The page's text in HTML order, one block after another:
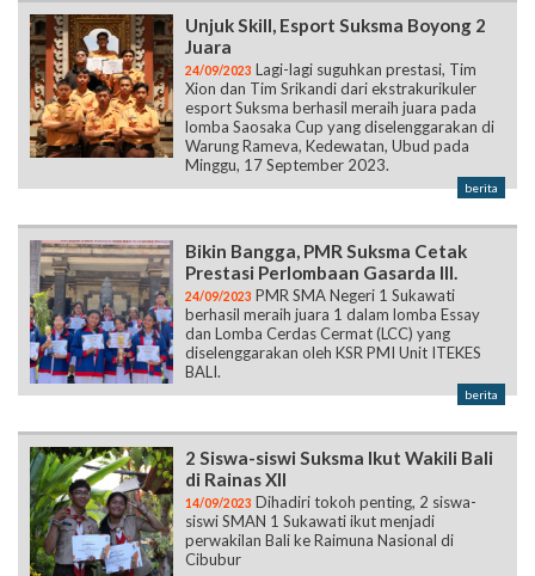
Unjuk Skill, Esport Suksma Boyong 2
Juara
24/09/2023 Lagi-lagi suguhkan prestasi, Tim
Xion dan Tim Srikandi dari ekstrakurikuler
esport Suksma berhasil meraih juara pada
lomba Saosaka Cup yang diselenggarakan di
Warung Rameva, Kedewatan, Ubud pada
Minggu, 17 September 2023.
berita
Bikin Bangga, PMR Suksma Cetak
Prestasi Perlombaan Gasarda III.
24/09/2023 PMR SMA Negeri 1 Sukawati
berhasil meraih juara 1 dalam lomba Essay
dan Lomba Cerdas Cermat (LCC) yang
diselenggarakan oleh KSR PMI Unit ITEKES
BALI.
berita
2 Siswa-siswi Suksma Ikut Wakili Bali
di Rainas XII
14/09/2023 Dihadiri tokoh penting, 2 siswa-
siswi SMAN 1 Sukawati ikut menjadi
perwakilan Bali ke Raimuna Nasional di
Cibubur